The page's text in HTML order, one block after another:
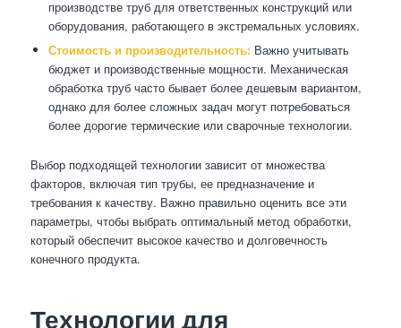
производстве труб для ответственных конструкций или
оборудования, работающего в экстремальных условиях.
Стоимость и производительность:Важно учитывать
бюджет и производственные мощности. Механическая
обработка труб часто бывает более дешевым вариантом,
однако для более сложных задач могут потребоваться
более дорогие термические или сварочные технологии.
Выбор подходящей технологии зависит от множества
факторов, включая тип трубы, ее предназначение и
требования к качеству. Важно правильно оценить все эти
параметры, чтобы выбрать оптимальный метод обработки,
который обеспечит высокое качество и долговечность
конечного продукта.
Технологии для